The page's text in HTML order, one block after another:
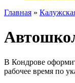
Главная »
В Кондрове
рабочее время по